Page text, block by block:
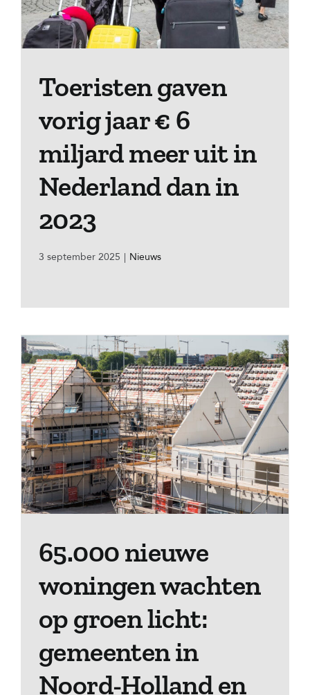
Toeristen gaven
vorig jaar € 6
miljard meer uit in
Nederland dan in
2023
3 september 2025 | Nieuws
65.000 nieuwe
woningen wachten
op groen licht:
gemeenten in
Noord-Holland en